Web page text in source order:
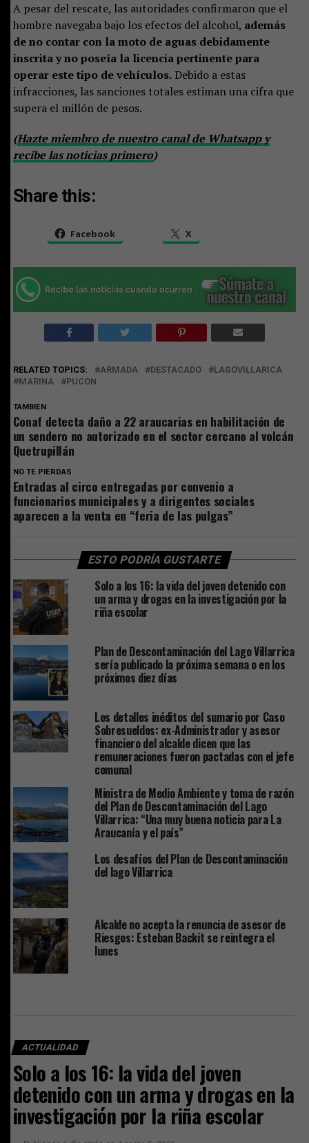
A pesar del rescate, las autoridades confirmaron que el
hombre navegaba bajo los efectos del alcohol, además
de no contar con la moto de aguas debidamente
inscrita y no poseía la licencia pertinente para
operar este tipo de vehículos.Debido a estas
infracciones, las sanciones totales estiman una cifra que
supera el millón de pesos.
(Hazte miembro de nuestro canal de Whatsapp y
recibe las noticias primero)
Share this:
Facebook X
RELATED TOPICS: ARMADA DESTACADO
LAGOVILLARICA
MARINA
PUCON
TAMBIEN
Conaf detecta daño a 22 araucarias en habilitación de
un sendero no autorizado en el sector cercano al volcán
Quetrupillán
NO TE PIERDAS
Entradas al circo entregadas por convenio a
funcionarios municipales y a dirigentes sociales
aparecen a la venta en “feria de las pulgas”
ESTO PODRÍA GUSTARTE
Solo a los 16: la vida del joven detenido con
un arma y drogas en la investigación por la
riña escolar
Plan de Descontaminación del Lago Villarrica
sería publicado la próxima semana o en los
próximos diez días
Los detalles inéditos del sumario por Caso
Sobresueldos: ex-Administrador y asesor
financiero del alcalde dicen que las
remuneraciones fueron pactadas con el jefe
comunal
Ministra de Medio Ambiente y toma de razón
del Plan de Descontaminación del Lago
Villarrica: “Una muy buena noticia para La
Araucanía y el país”
Los desafíos del Plan de Descontaminación
del lago Villarrica
Alcalde no acepta la renuncia de asesor de
Riesgos: Esteban Backit se reintegra el
lunes
ACTUALIDAD
Solo a los 16: la vida del joven
detenido con un arma y drogas en la
investigación por la riña escolar